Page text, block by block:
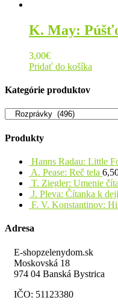
K. May:
3,00€
Pridať do košíka
Kategórie produktov
Produkty
Hanns Radau: Little
A. Pease: Reč tela
T. Ziegler: Umenie
J. Pleva: Čítanka k
F. V. Konstantinov:
Adresa
E-shopzelenydom.sk
Moskovská 18
974 04 Banská Bystrica
IČO: 51123380